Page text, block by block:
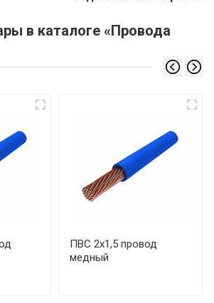
в каталоге «Провода
ПВС 2х1,5 провод
медный